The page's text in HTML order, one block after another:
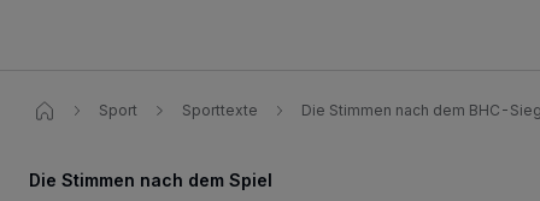
Sport Sporttexte Die Stimmen nach dem BHC-
Die Stimmen nach dem Spiel